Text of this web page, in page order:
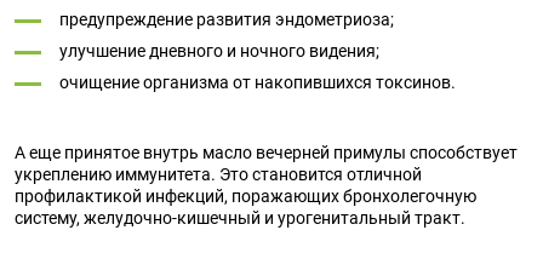
предупреждение развития эндометриоза;
улучшение дневного и ночного видения;
очищение организма от накопившихся токсинов.
А еще принятое внутрь масло вечерней примулы способствует
укреплению иммунитета. Это становится отличной
профилактикой инфекций, поражающих бронхолегочную
систему, желудочно-кишечный и урогенитальный тракт.